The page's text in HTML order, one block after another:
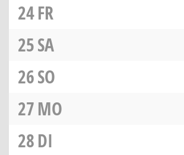
24FR
25SA
26SO
27MO
28DI